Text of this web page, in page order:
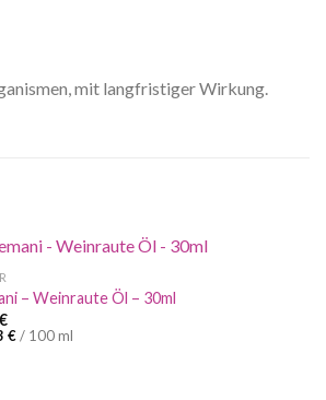
mit langfristiger Wirkung.
– Weinraute Öl – 30ml
€
€/ 100 ml